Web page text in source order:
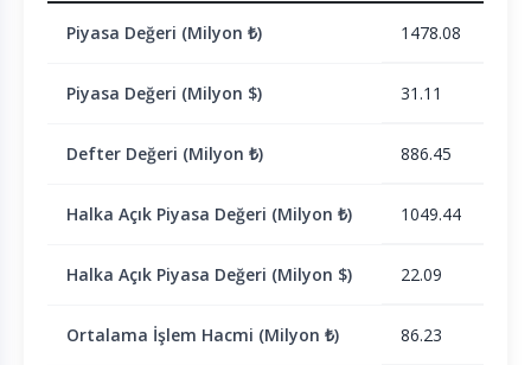
Piyasa Değeri (Milyon ₺) 1478.08
Piyasa Değeri (Milyon $) 31.11
Defter Değeri (Milyon ₺) 886.45
Halka Açık Piyasa Değeri (Milyon ₺) 1049.44
Halka Açık Piyasa Değeri (Milyon $) 22.09
Ortalama İşlem Hacmi (Milyon ₺) 86.23